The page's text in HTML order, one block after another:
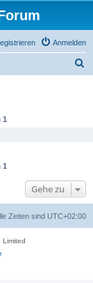
Anmelden
1
1
Gehe zu
Zeiten sind UTC+02:00
Limited